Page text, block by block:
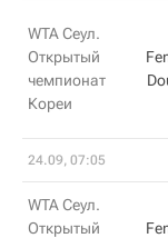
WTA Сеул.
Открытый
чемпионат
Кореи
24.09, 07:05
WTA Сеул.
Открытый